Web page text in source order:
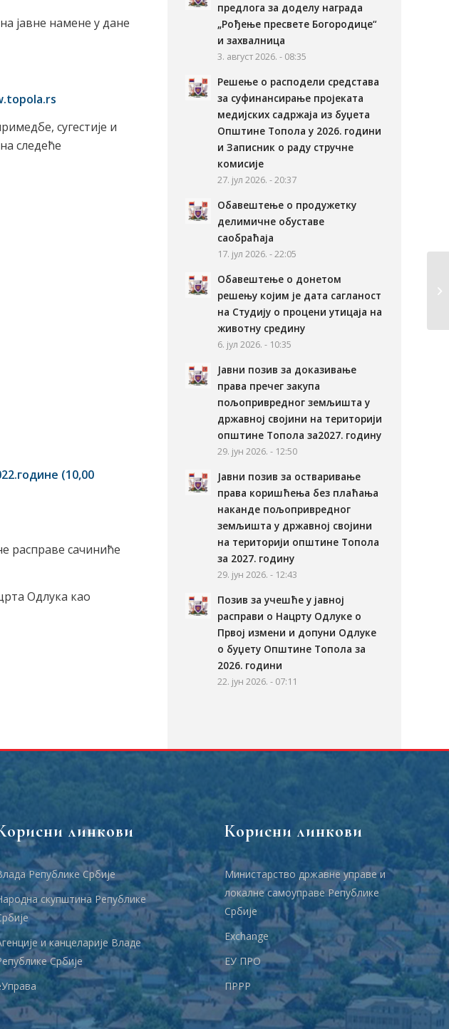
јавне намене у дане
сугестије и
следеће
2.године (10,00
расправе сачиниће
Одлука као
предлога за доделу награда
„Рођење пресвете Богородице“
и захвалница
3. август 2026. - 08:35
Решење о расподели средстава
за суфинансирање пројеката
медијских садржаја из буџета
Општине Топола у 2026. години
и Записник о раду стручне
комисије
27. јул 2026. - 20:37
Обавештење о продужетку
делимичне обуставе
саобраћаја
17. јул 2026. - 22:05
Обавештење о донетом
решењу којим је дата сагланост
на Студију о процени утицаја на
животну средину
6. јул 2026. - 10:35
Јавни позив за доказивање
права пречег закупа
пољопривредног земљишта у
државној својини на територији
општине Топола за2027. годину
29. јун 2026. - 12:50
Јавни позив за остваривање
права коришћења без плаћања
наканде пољопривредног
земљишта у државној својини
на територији општине Топола
за 2027. годину
29. јун 2026. - 12:43
Позив за учешће у јавној
расправи о Нацрту Одлуке о
Првој измени и допуни Одлуке
о буџету Општине Топола за
2026. години
22. јун 2026. - 07:11
линкови
Републике Србије
скупштина Републике
и канцеларије Владе
Србије
Корисни линкови
Министарство државне управе и
локалне самоуправе Републике
Србије
Еxchange
ЕУ ПРО
ПРРР